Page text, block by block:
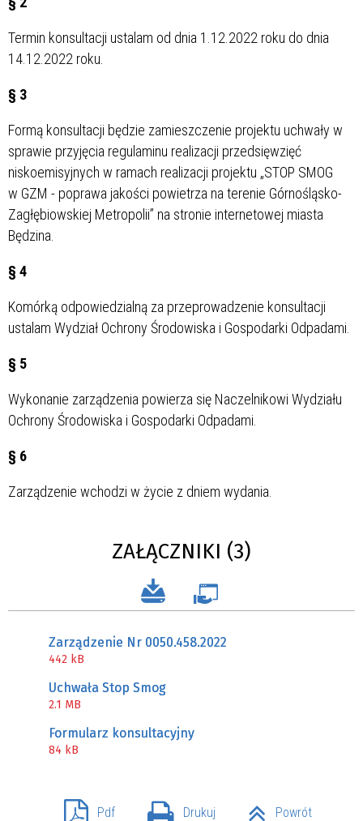
Termin konsultacji ustalam od dnia 1.12.2022 roku do dnia
14.12.2022 roku.
§ 3
Formą konsultacji będzie zamieszczenie projektu uchwały w
sprawie przyjęcia regulaminu realizacji przedsięwzięć
niskoemisyjnych w ramach realizacji projektu „STOP SMOG
w GZM - poprawa jakości powietrza na terenie Górnośląsko-
Zagłębiowskiej Metropolii” na stronie internetowej miasta
Będzina.
§ 4
Komórką odpowiedzialną za przeprowadzenie konsultacji
ustalam Wydział Ochrony Środowiska i Gospodarki Odpadami.
§ 5
Wykonanie zarządzenia powierza się Naczelnikowi Wydziału
Ochrony Środowiska i Gospodarki Odpadami.
§ 6
Zarządzenie wchodzi w życie z dniem wydania.
ZAŁĄCZNIKI (3)
Zarządzenie Nr 0050.458.2022
442 kB
Uchwała Stop Smog
2.1 MB
Formularz konsultacyjny
84 kB
Pdf Drukuj Powrót